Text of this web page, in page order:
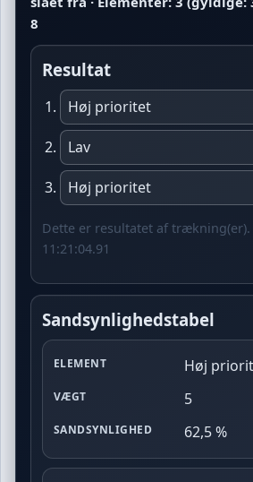
8
Resultat
Høj prioritet
Lav
Høj prioritet
Dette er resultatet af trækning(er).
11:21:04.91
Sandsynlighedstabel
ELEMENT
Høj
5
62,5 %